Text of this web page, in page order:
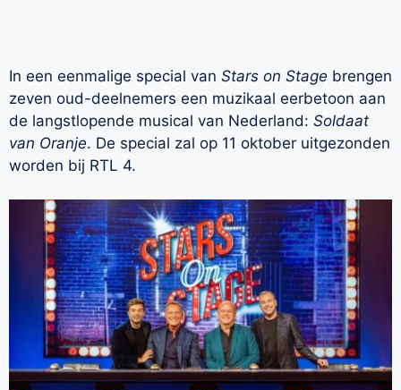
In een eenmalige special van Stars on Stage brengen
zeven oud-deelnemers een muzikaal eerbetoon aan
de langstlopende musical van Nederland: Soldaat
van Oranje. De special zal op 11 oktober uitgezonden
worden bij RTL 4.